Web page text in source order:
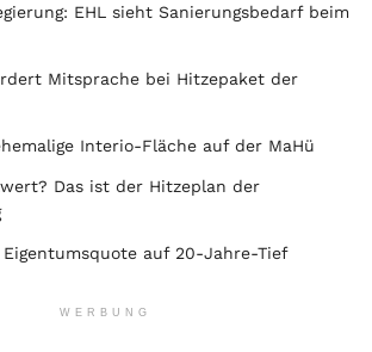
EHL sieht Sanierungsbedarf beim
Mitsprache bei Hitzepaket der
Interio-Fläche auf der MaHü
Das ist der Hitzeplan der
auf 20-Jahre-Tief
WERBUNG